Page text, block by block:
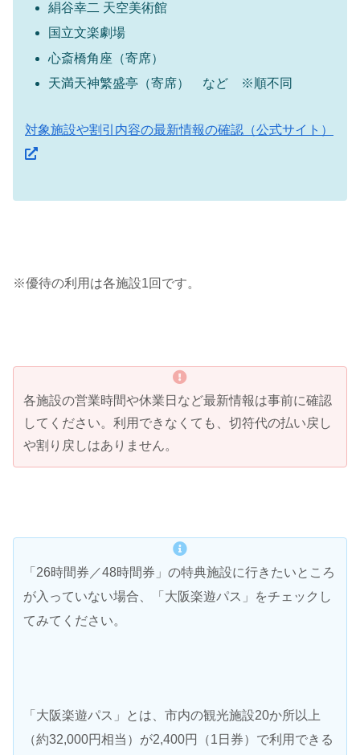
絹谷幸二 天空美術館
国立文楽劇場
心斎橋角座（寄席）
天満天神繁盛亭（寄席） など ※順不同
対象施設や割引内容の最新情報の確認（公式サイト）
※優待の利用は各施設1回です。
各施設の営業時間や休業日など最新情報は事前に確認
してください。利用できなくても、切符代の払い戻し
や割り戻しはありません。
「26時間券／48時間券」の特典施設に行きたいところ
が入っていない場合、「大阪楽遊パス」をチェックし
てみてください。
「大阪楽遊パス」とは、市内の観光施設20か所以上
（約32,000円相当）が2,400円（1日券）で利用できる